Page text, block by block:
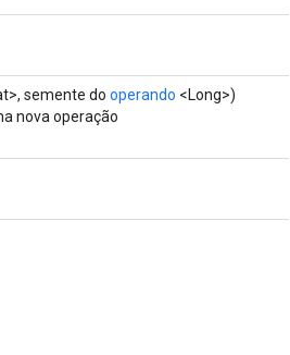
semente do operando <Long>)
nova operação